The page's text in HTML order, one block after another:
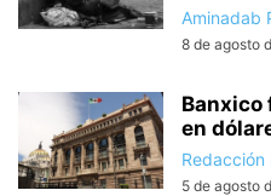
Aminadab
8 de agosto
Banxico
en
Redacción
5 de agosto